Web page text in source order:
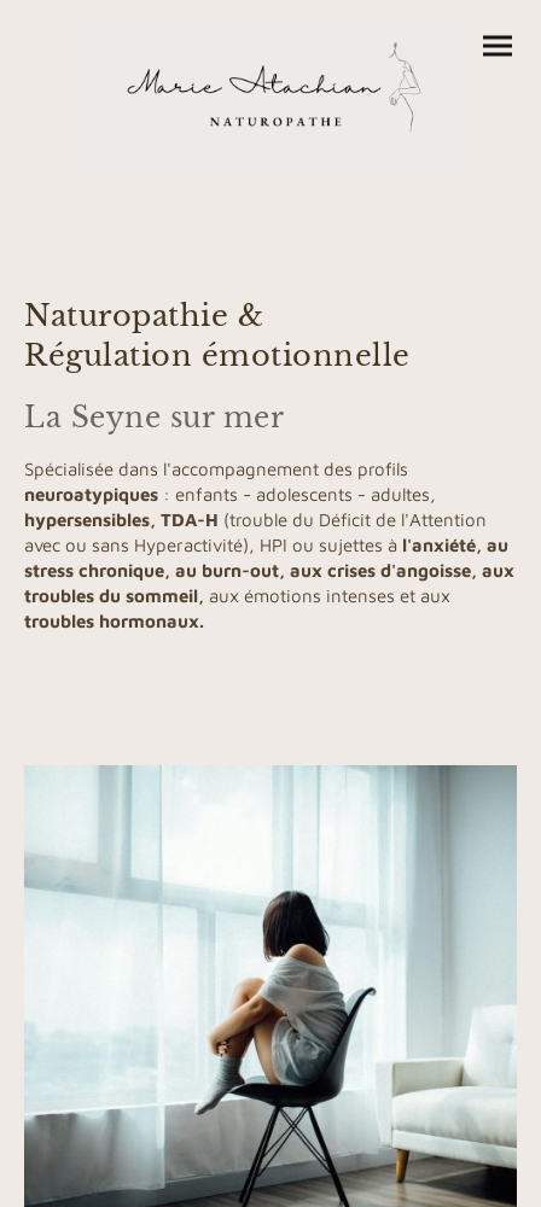
Naturopathie &
Régulation émotionnelle
La Seyne sur mer
Spécialisée dans l'accompagnement des profils
neuroatypiques : enfants - adolescents - adultes,
hypersensibles, TDA-H (trouble du Déficit de l'Attention
avec ou sans Hyperactivité), HPI ou sujettes à l'anxiété, au
stress chronique, au burn-out, aux crises d'angoisse, aux
troubles du sommeil, aux émotions intenses et aux
troubles hormonaux.